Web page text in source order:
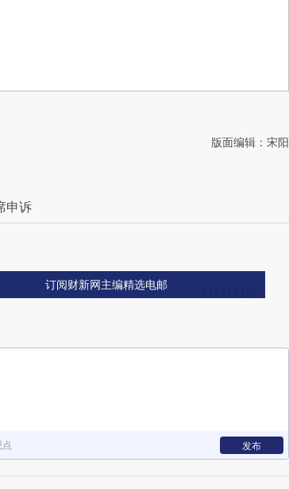
版面编辑：宋阳
申诉
订阅财新网主编精选电邮
发布